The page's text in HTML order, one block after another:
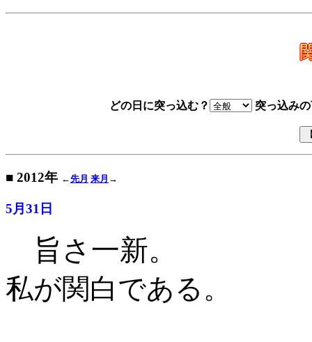
どの日に突っ込む？ 突っ込み
■ 2012年 ←先月 来月 →
5月31日
旨さ一新。
私が関白である 。